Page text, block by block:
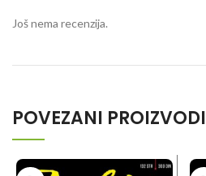
Još nema recenzija.
POVEZANI PROIZVODI